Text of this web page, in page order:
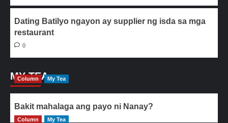
Dating Batilyo ngayon ay supplier ng isda sa mga
restaurant
0
MY TEA
Column My Tea
Bakit mahalaga ang payo ni Nanay?
Column My Tea